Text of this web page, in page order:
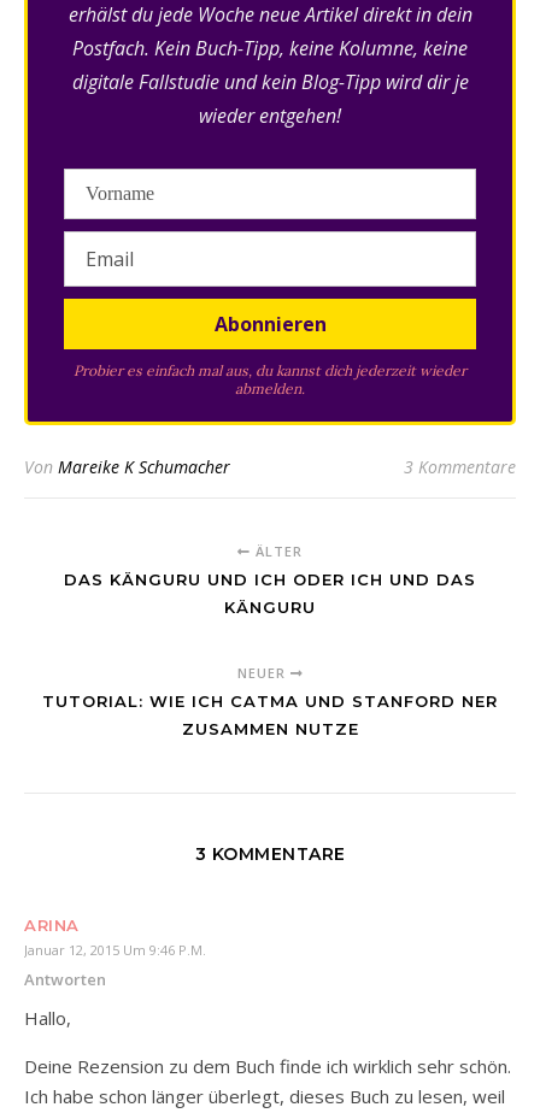
erhälst du jede Woche neue Artikel direkt in dein
Postfach. Kein Buch-Tipp, keine Kolumne, keine
digitale Fallstudie und kein Blog-Tipp wird dir je
wieder entgehen!
Probier es einfach mal aus, du kannst dich jederzeit wieder
abmelden.
Von Mareike K Schumacher 3 Kommentare
ÄLTER
DAS KÄNGURU UND ICH ODER ICH UND DAS
KÄNGURU
NEUER
TUTORIAL: WIE ICH CATMA UND STANFORD NER
ZUSAMMEN NUTZE
3 KOMMENTARE
ARINA
Januar 12, 2015 Um 9:46 P.m.
Antworten
Hallo,
Deine Rezension zu dem Buch finde ich wirklich sehr schön.
Ich habe schon länger überlegt, dieses Buch zu lesen, weil